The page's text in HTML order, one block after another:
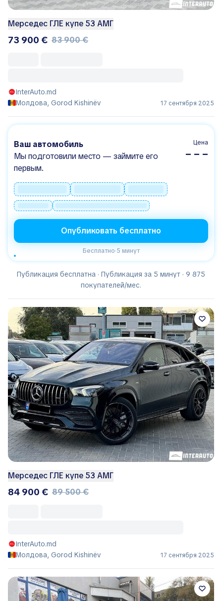
Мерседес ГЛЕ купе 53 АМГ
73 900 € 83 900 €
InterAuto.md
Молдова, Gorod Kishinëv
17 сентября 2025
Ваш автомобиль
Мы подготовили место — займите его
первым.
Цена
– – –
Опубликовать бесплатно
Бесплатно·5 минут
Публикация бесплатна · Публикация за 5 минут · 9 875
покупателей/мес.
Мерседес ГЛЕ купе 53 АМГ
84 900 € 89 500 €
InterAuto.md
Молдова, Gorod Kishinëv
17 сентября 2025